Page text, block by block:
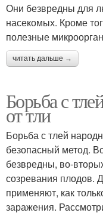
Они безвредны для
насекомых. Кроме
полезные
читать дальше →
Борьба с
от тли
Борьба с тлей
безопасный метод.
безвредны, во-
созревания плодов.
применяют, как
заражения.